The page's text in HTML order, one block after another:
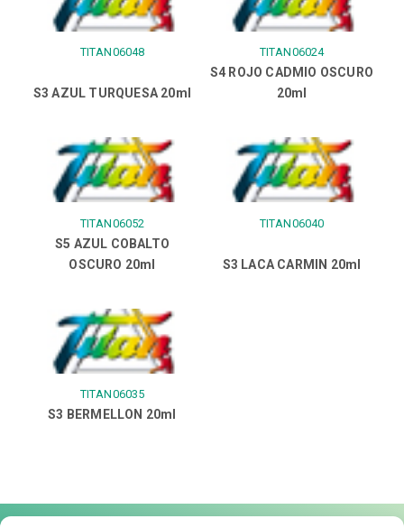
TITAN06048
S3 AZUL TURQUESA 20ml
TITAN06024
S4 ROJO CADMIO OSCURO
20ml
TITAN06052
S5 AZUL COBALTO
OSCURO 20ml
TITAN06040
S3 LACA CARMIN 20ml
TITAN06035
S3 BERMELLON 20ml